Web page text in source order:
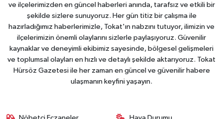
ve ilçelerimizden en güncel haberleri anında, tarafsız ve etkili bir
şekilde sizlere sunuyoruz. Her gün titiz bir çalışma ile
hazırladığımız haberlerimizle, Tokat'ın nabzını tutuyor, ilimizin ve
ilçelerimizin önemli olaylarını sizlerle paylaşıyoruz. Güvenilir
kaynaklar ve deneyimli ekibimiz sayesinde, bölgesel gelişmeleri
ve toplumsal olayları en hızlı ve detaylı şekilde aktarıyoruz. Tokat
Hürsöz Gazetesi ile her zaman en güncel ve güvenilir habere
ulaşmanın keyfini yaşayın.